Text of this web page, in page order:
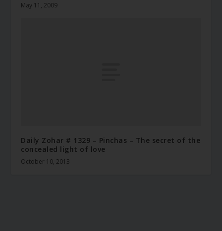
May 11, 2009
Daily Zohar # 1329 – Pinchas – The secret of the
concealed light of love
October 10, 2013